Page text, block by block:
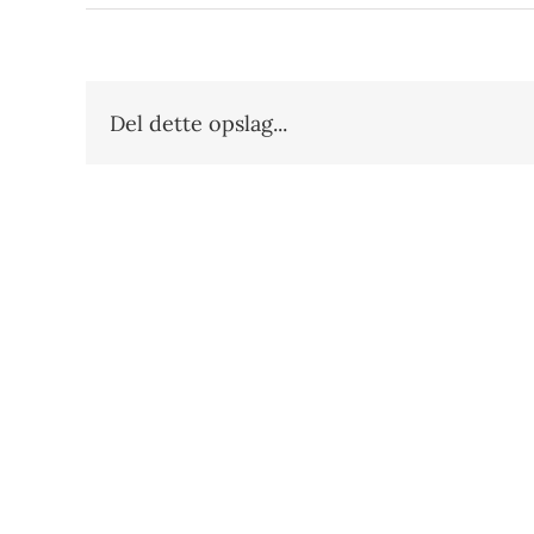
Del dette opslag...